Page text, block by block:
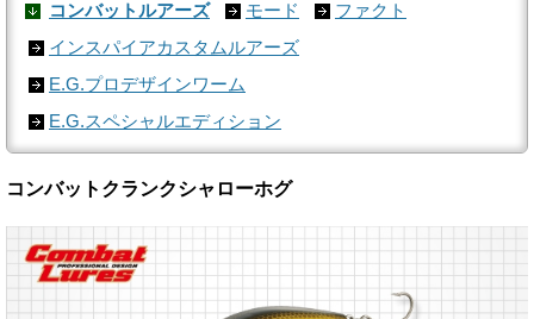
コンバットルアーズ モード
ファクト
インスパイアカスタムルアーズ
E.G.プロデザインワーム
E.G.スペシャルエディション
コンバットクランクシャローホグ